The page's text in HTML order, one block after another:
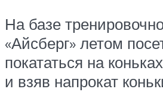
На базе
«Айсберг» летом
покататься на
и взяв напрокат